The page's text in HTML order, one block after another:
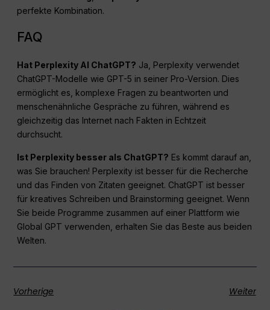
perfekte Kombination.
FAQ
Hat Perplexity AI ChatGPT? Ja, Perplexity verwendet
ChatGPT-Modelle wie GPT-5 in seiner Pro-Version. Dies
ermöglicht es, komplexe Fragen zu beantworten und
menschenähnliche Gespräche zu führen, während es
gleichzeitig das Internet nach Fakten in Echtzeit
durchsucht.
Ist Perplexity besser als ChatGPT? Es kommt darauf an,
was Sie brauchen! Perplexity ist besser für die Recherche
und das Finden von Zitaten geeignet. ChatGPT ist besser
für kreatives Schreiben und Brainstorming geeignet. Wenn
Sie beide Programme zusammen auf einer Plattform wie
Global GPT verwenden, erhalten Sie das Beste aus beiden
Welten.
Vorherige Weiter